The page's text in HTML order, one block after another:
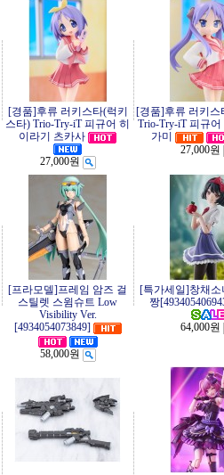
[경품]후류 러키스타(럭키
스타) Trio-Try-iT 피규어 히
이라기 츠카사
27,000원
[경품]후류 러키스
Trio-Try-iT 피규
가미
27,000원
[프라모델]프레임 암즈 걸
스틸렛 스윔슈트 Low
Visibility Ver.
[4934054073849]
58,000원
[특가세일]창채
짱
64,000원